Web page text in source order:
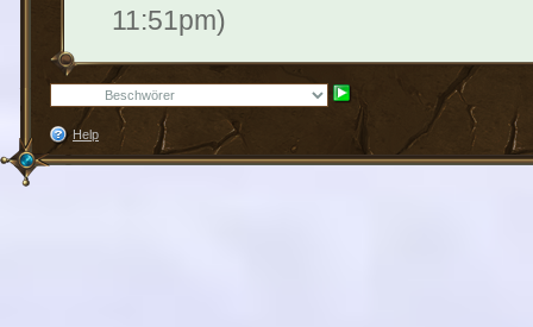
11:51pm)
Help